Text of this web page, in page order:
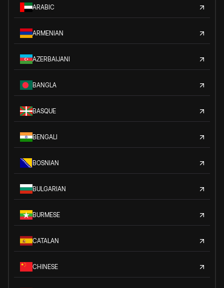
ARABIC
ARMENIAN
AZERBAIJANI
BANGLA
BASQUE
BENGALI
BOSNIAN
BULGARIAN
BURMESE
CATALAN
CHINESE